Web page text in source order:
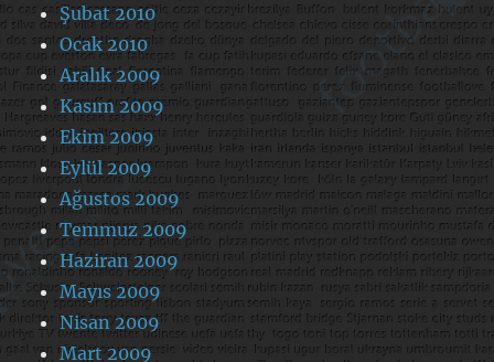
Şubat 2010
Ocak 2010
Aralık 2009
Kasım 2009
Ekim 2009
Eylül 2009
Ağustos 2009
Temmuz 2009
Haziran 2009
Mayıs 2009
Nisan 2009
Mart 2009